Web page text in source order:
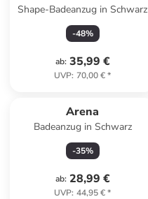
Shape-Badeanzug in Schwarz
-48%
ab: 35,99 €
UVP: 70,00 €*
Arena
Badeanzug in Schwarz
-35%
ab: 28,99 €
UVP: 44,95 €*